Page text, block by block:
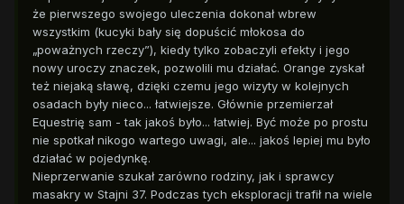
że pierwszego swojego uleczenia dokonał wbrew
wszystkim (kucyki bały się dopuścić młokosa do
„poważnych rzeczy”), kiedy tylko zobaczyli efekty i jego
nowy uroczy znaczek, pozwolili mu działać. Orange zyskał
też niejaką sławę, dzięki czemu jego wizyty w kolejnych
osadach były nieco... łatwiejsze. Głównie przemierzał
Equestrię sam - tak jakoś było... łatwiej. Być może po prostu
nie spotkał nikogo wartego uwagi, ale... jakoś lepiej mu było
działać w pojedynkę.
Nieprzerwanie szukał zarówno rodziny, jak i sprawcy
masakry w Stajni 37. Podczas tych eksploracji trafił na wiele